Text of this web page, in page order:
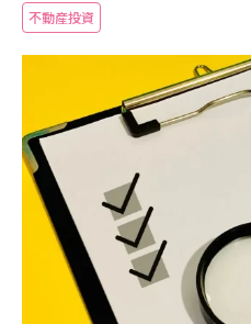
不動産投資